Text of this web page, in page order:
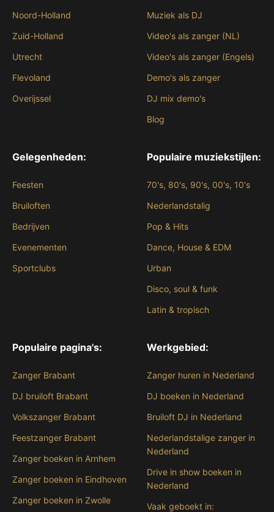
Noord-Holland
Zuid-Holland
Utrecht
Flevoland
Overijssel
Muziek als DJ
Video's als zanger (NL)
Video's als zanger (Engels)
Demo's als zanger
DJ mix demo's
Blog
Gelegenheden:
Feesten
Bruiloften
Bedrijven
Evenementen
Sportclubs
Populaire muziekstijlen:
70's, 80's, 90's, 00's, 10's
Nederlandstalig
Pop & Hits
Dance, House & EDM
Urban
Disco, soul & funk
Latin & tropisch
Populaire pagina's:
Zanger Brabant
DJ bruiloft Brabant
Volkszanger Brabant
Feestzanger Brabant
Zanger boeken in Arnhem
Zanger boeken in Eindhoven
Zanger boeken in Zwolle
Werkgebied:
Zanger huren in Nederland
DJ boeken in Nederland
Bruiloft DJ in Nederland
Nederlandstalige zanger in
Nederland
Drive in show boeken in
Nederland
Vaak geboekt in: